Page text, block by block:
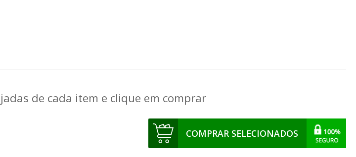
de cada item e clique em comprar
COMPRAR SELECIONADOS